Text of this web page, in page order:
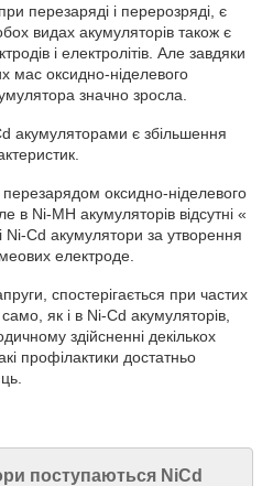
перезаряді і перерозряді, є
видах акумуляторів також є
і електролітів. Але завдяки
мас оксидно-ніделевого
значно зросла.
є збільшення
оксидно-ніделевого
в Ni-MH акумуляторів відсутні «
Ni-Cd акумулятори за утворення
електроде.
спостерігається при частих
як і в Ni-Cd акумуляторів,
здійсненні декількох
профілактики достатньо
поступаються NiCd